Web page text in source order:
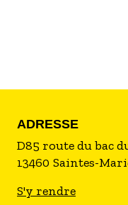
ADRESSE
D85 route du bac
13460 Saintes-
S'y rendre